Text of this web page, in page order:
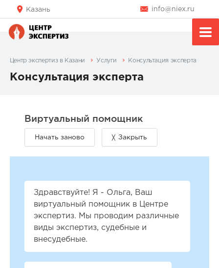
Казань info@niex.ru
Центр экспертиз в Казани Услуги Консультация эксперта
Консультация эксперта
Здравствуйте! Я - Ольга, Ваш
виртуальный помощник в Центре
экспертиз. Мы проводим различные
виды экспертиз, судебные и
внесудебные.